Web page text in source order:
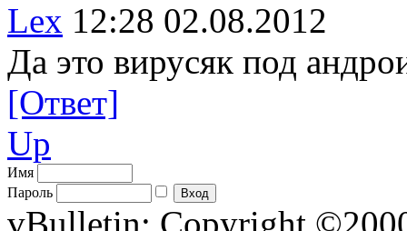
Lex 12:28 02.08.2012
Да это вирусяк под
[Ответ]
Up
Имя
Пароль